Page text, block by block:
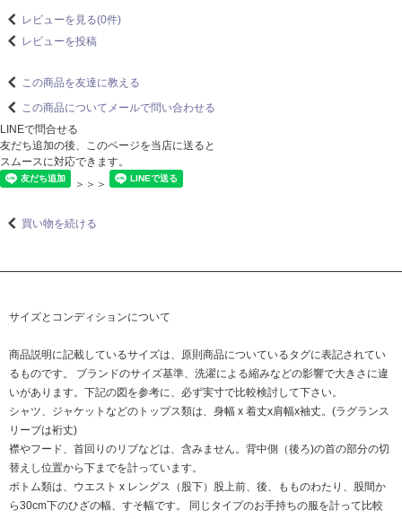
レビューを見る(0件)
レビューを投稿
この商品を友達に教える
この商品についてメールで問い合わせる
LINEで問合せる
友だち追加の後、このページを当店に送ると
スムースに対応できます。
＞＞＞
買い物を続ける
サイズとコンディションについて
商品説明に記載しているサイズは、原則商品についているタグに表記されてい
るものです。 ブランドのサイズ基準、洗濯による縮みなどの影響で大きさに違
いがあります。下記の図を参考に、必ず実寸で比較検討して下さい。
シャツ、ジャケットなどのトップス類は、身幅 x 着丈x肩幅x袖丈。(ラグランス
リーブは裄丈)
襟やフード、首回りのリブなどは、含みません。背中側（後ろ)の首の部分の切
替えし位置から下までを計っています。
ボトム類は、ウエスト x レングス（股下）股上前、後、もものわたり、股間か
ら30cm下のひざの幅、すそ幅です。 同じタイプのお手持ちの服を計って比較